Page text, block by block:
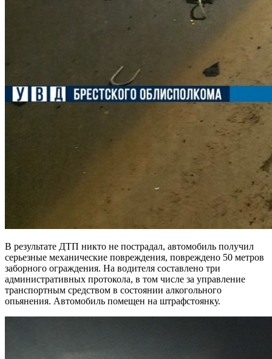
В результате ДТП никто не пострадал, автомобиль получил
серьезные механические повреждения, повреждено 50 метров
заборного ограждения. На водителя составлено три
административных протокола, в том числе за управление
транспортным средством в состоянии алкогольного
опьянения. Автомобиль помещен на штрафстоянку.